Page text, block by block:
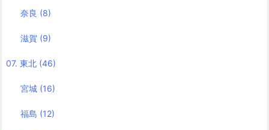
奈良 (8)
滋賀 (9)
07. 東北 (46)
宮城 (16)
福島 (12)